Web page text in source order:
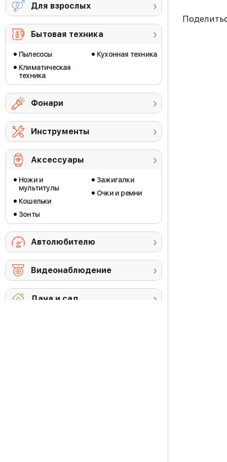
Для взрослых
Бытовая техника
Пылесосы
Климатическая
техника
Кухонная техника
Фонари
Инструменты
Аксессуары
Ножи и
мультитулы
Кошельки
Зонты
Зажигалки
Очки и ремни
Автолюбителю
Видеонаблюдение
Дача и сад